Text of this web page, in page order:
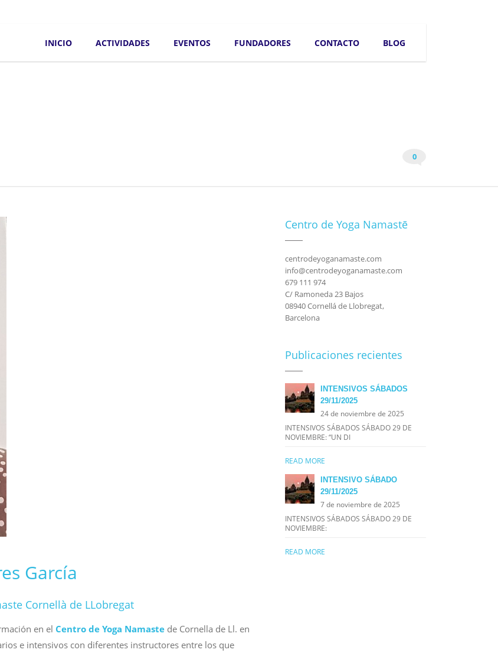
INICIO ACTIVIDADES EVENTOS FUNDADORES CONTACTO BLOG
0
García
Cornellà de LLobregat
en el Centro de Yoga Namaste de Cornella de Ll. en
e intensivos con diferentes instructores entre los que
Centro de Yoga Namastē
centrodeyoganamaste.com
info@centrodeyoganamaste.com
679 111 974
C/ Ramoneda 23 Bajos
08940 Cornellá de Llobregat,
Barcelona
Publicaciones recientes
INTENSIVOS SÁBADOS
29/11/2025
24 de noviembre de 2025
INTENSIVOS SÁBADOS SÁBADO 29 DE
NOVIEMBRE: “UN DI
READ MORE
INTENSIVO SÁBADO
29/11/2025
7 de noviembre de 2025
INTENSIVOS SÁBADOS SÁBADO 29 DE
NOVIEMBRE:
READ MORE